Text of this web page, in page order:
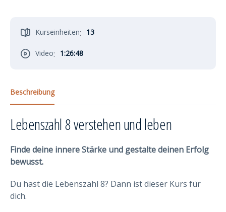
Kurseinheiten: 13
Video: 1:26:48
Beschreibung
Lebenszahl 8 verstehen und leben
Finde deine innere Stärke und gestalte deinen Erfolg
bewusst.
Du hast die Lebenszahl 8? Dann ist dieser Kurs für
dich.